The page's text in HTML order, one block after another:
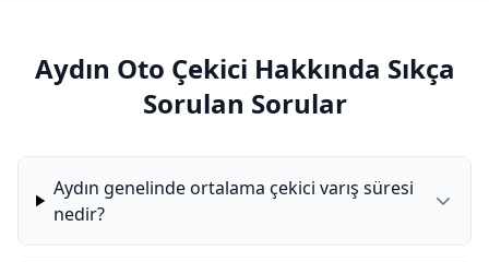
Aydın Oto Çekici Hakkında Sıkça
Sorulan Sorular
Aydın genelinde ortalama çekici varış süresi
nedir?